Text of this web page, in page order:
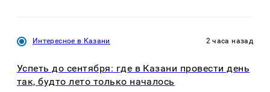
Интересное в Казани 2 часа назад
Успеть до сентября: где в Казани провести день
так, будто лето только началось